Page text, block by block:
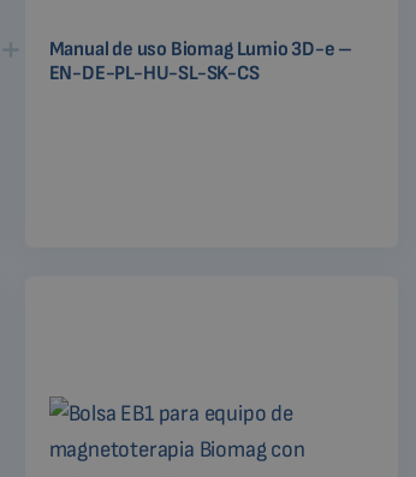
Manual de uso Biomag Lumio 3D-e –
EN-DE-PL-HU-SL-SK-CS